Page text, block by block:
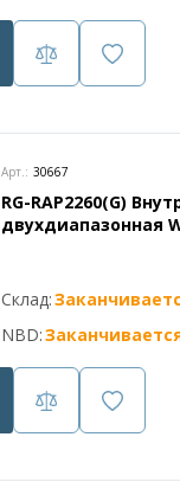
Арт.: 30667
RG-RAP2260(G)
двухдиапазонная
Склад:
NBD: